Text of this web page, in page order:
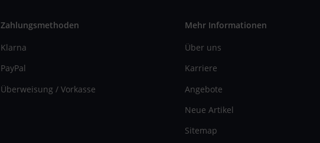
Zahlungsmethoden
Klarna
PayPal
Überweisung / Vorkasse
Mehr Informationen
Über uns
Karriere
Angebote
Neue Artikel
Sitemap